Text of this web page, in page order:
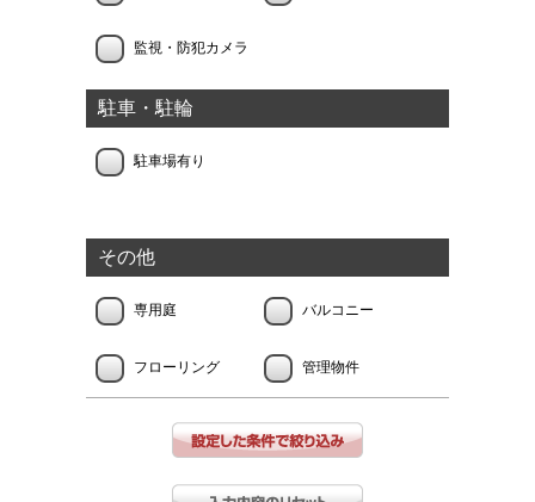
監視・防犯カメラ
駐車・駐輪
駐車場有り
その他
専用庭 バルコニー
フローリング 管理物件